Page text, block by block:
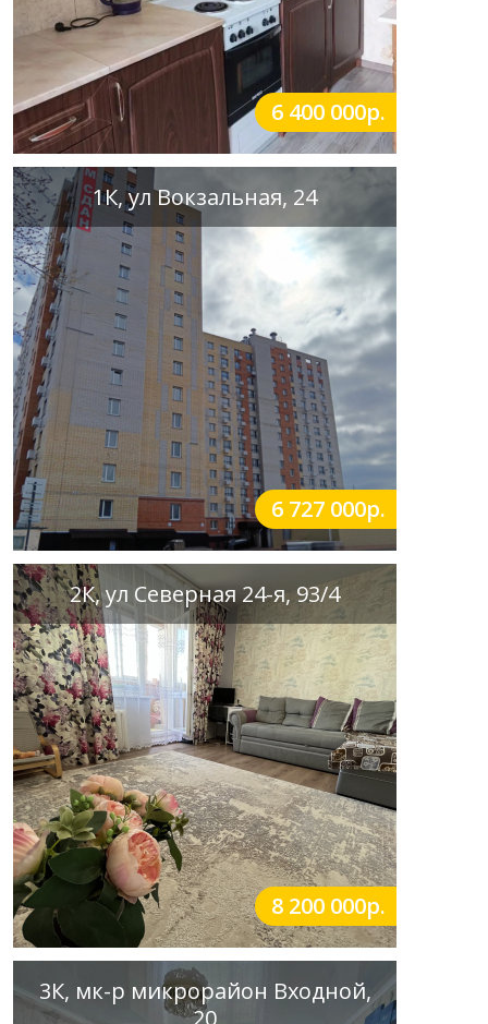
6 400 000р.
1К, ул Вокзальная, 24
6 727 000р.
2К, ул Северная 24-я, 93/4
8 200 000р.
3К, мк-р микрорайон Входной,